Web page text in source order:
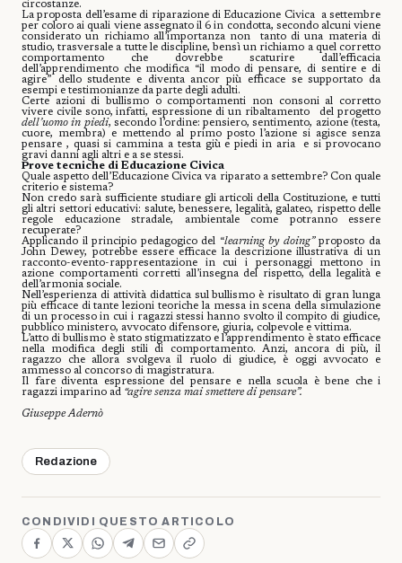
circostanze.
La proposta dell’esame di riparazione di Educazione Civica
a settembre
per coloro ai quali viene assegnato il 6 in condotta, secondo alcuni viene
considerato un richiamo all’importanza non
tanto di una materia di
studio, trasversale a tutte le discipline, bensì un richiamo a quel corretto
comportamento che dovrebbe scaturire dall’efficacia
dell’apprendimento che modifica “il modo di pensare, di sentire e di
agire” dello studente e diventa ancor più efficace se supportato da
esempi e testimonianze da parte degli adulti.
Certe azioni di bullismo o comportamenti non consoni al corretto
vivere civile sono, infatti, espressione di un ribaltamento
del progetto
dell’uomo in piedi, secondo l’ordine: pensiero, sentimento, azione (testa,
cuore, membra) e mettendo al primo posto l’azione si agisce senza
pensare , quasi si cammina a testa giù e piedi in aria
e si provocano
gravi danni agli altri e a se stessi.
Prove tecniche di Educazione Civica
Quale aspetto dell’Educazione Civica va riparato a settembre? Con quale
criterio e sistema?
Non credo sarà sufficiente studiare gli articoli della Costituzione, e tutti
gli altri settori educativi: salute, benessere, legalità, galateo, rispetto delle
regole educazione stradale, ambientale come potranno essere
recuperate?
Applicando il principio pedagogico del “learning by doing”proposto da
John Dewey, potrebbe essere efficace la descrizione illustrativa di un
racconto-evento-rappresentazione in cui i personaggi mettono in
azione comportamenti corretti all’insegna del rispetto, della legalità e
dell’armonia sociale.
Nell’esperienza di attività didattica sul bullismo è risultato di gran lunga
più efficace di tante lezioni teoriche la messa in scena della simulazione
di un processo in cui i ragazzi stessi hanno svolto il compito di giudice,
pubblico ministero, avvocato difensore, giuria, colpevole e vittima.
L’atto di bullismo è stato stigmatizzato e l’apprendimento è stato efficace
nella modifica degli stili di comportamento. Anzi, ancora di più, il
ragazzo che allora svolgeva il ruolo di giudice, è oggi avvocato e
ammesso al concorso di magistratura.
Il fare diventa espressione del pensare e nella scuola è bene che i
ragazzi imparino ad “agire senza mai smettere di pensare”.
Giuseppe Adernò
Redazione
CONDIVIDI QUESTO ARTICOLO